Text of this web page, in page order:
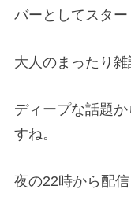
バーとしてスター
大人のまったり雑
ディープな話題
すね。
夜の22時から配